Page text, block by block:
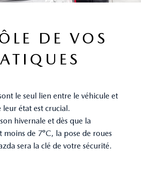
DE VOS
le seul lien entre le véhicule et
état est crucial.
hivernale et dès que la
de 7°C, la pose de roues
sera la clé de votre sécurité.